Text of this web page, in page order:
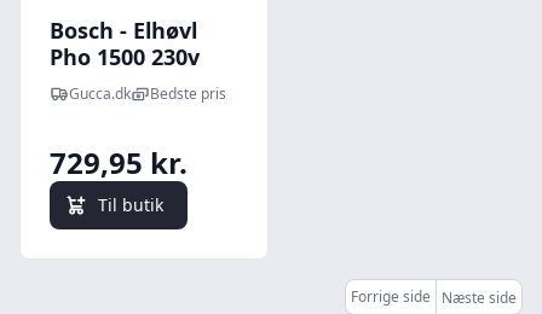
Bosch - Elhøvl
Pho 1500 230v
Gucca.dk Bedste pris
729,95 kr.
Til butik
Forrige side Næste side